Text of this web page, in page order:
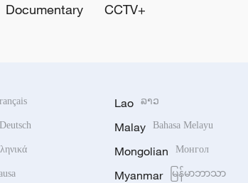
Documentary CCTV+
Deutsch
Lao ລາວ
Malay Bahasa Melayu
Mongolian Монгол
Myanmar မြန်မာဘာသာ